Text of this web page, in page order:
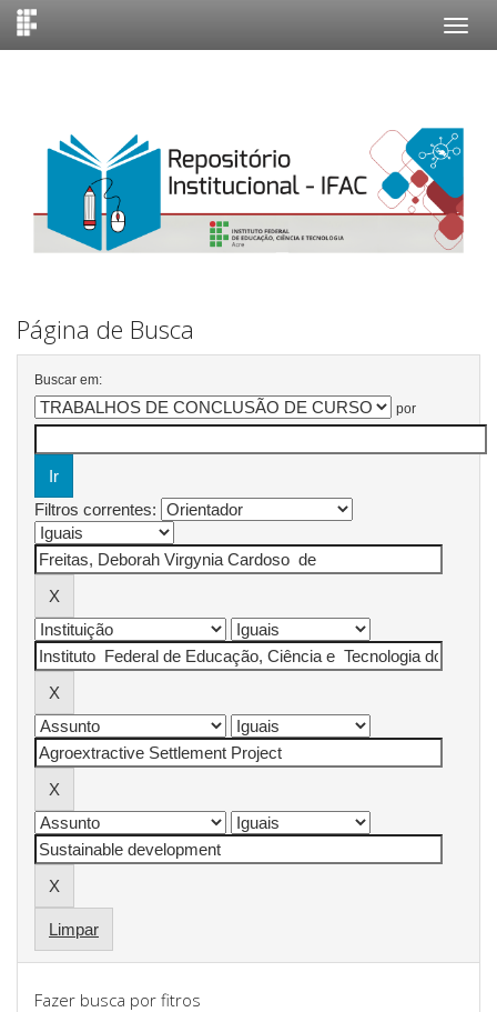
Página de Busca
Buscar em:
por
Filtros correntes:
Limpar
Fazer busca por fitros